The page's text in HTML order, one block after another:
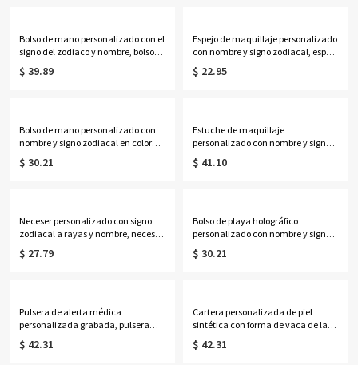
Bolso de mano personalizado con el
signo del zodiaco y nombre, bolso
de lona de gran capacidad, ideal
para el día a día, regalo de
$ 39.89
Espejo de maquillaje personalizado
con nombre y signo zodiacal, espejo
compacto doble con aumento
1x/2x, regalo de cumpleaños/boda
$ 22.95
Bolso de mano personalizado con
nombre y signo zodiacal en color
neón, bolso de playa de PVC
transparente con asas de cuerda,
$ 30.21
Estuche de maquillaje
personalizado con nombre y signo
zodiacal, espejo con luz LED de tres
colores, joyero de viaje, regalo de
$ 41.10
Neceser personalizado con signo
zodiacal a rayas y nombre, neceser
de viaje, regalo de
cumpleaños/boda para ella/damas
$ 27.79
Bolso de playa holográfico
personalizado con nombre y signo
zodiacal, bolso de mano
transparente iridiscente de PVC
$ 30.21
Pulsera de alerta médica
personalizada grabada, pulsera
ajustable de identificación médica
de contacto de emergencia, regalo
$ 42.31
Cartera personalizada de piel
sintética con forma de vaca de las
Tierras Altas y nombre, bolso de
mano con cremallera para mujer,
$ 42.31